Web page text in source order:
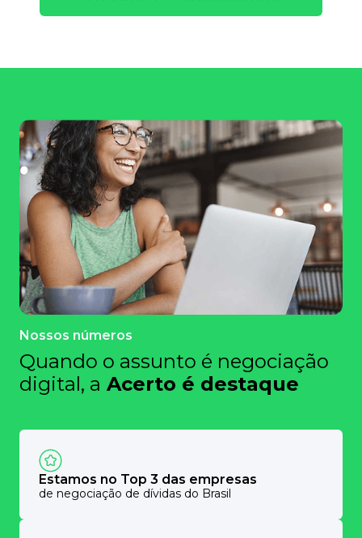
Nossos números
Quando o assunto é negociação
digital, a Acerto é destaque
Estamos no Top 3 das empresas
de negociação de dívidas do Brasil